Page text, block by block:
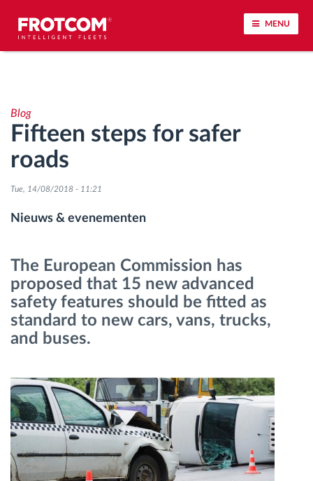
MENU
Rijgedrag analyse
Controle van rijtijden
Personeelsbeheer
Toegangsbeheer
Brandstofbeheer
Automatische bestuurdersidentificatie
Ontdek alle functies
Blog
Fifteen steps for safer
roads
Tue, 14/08/2018 - 11:21
Nieuws & evenementen
The European Commission has
proposed that 15 new advanced
safety features should be fitted as
standard to new cars, vans, trucks,
and buses.